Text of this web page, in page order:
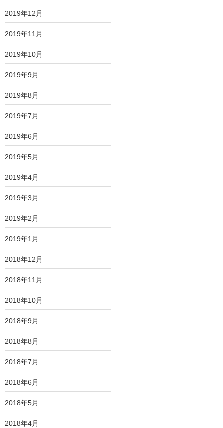
2019年12月
2019年11月
2019年10月
2019年9月
2019年8月
2019年7月
2019年6月
2019年5月
2019年4月
2019年3月
2019年2月
2019年1月
2018年12月
2018年11月
2018年10月
2018年9月
2018年8月
2018年7月
2018年6月
2018年5月
2018年4月